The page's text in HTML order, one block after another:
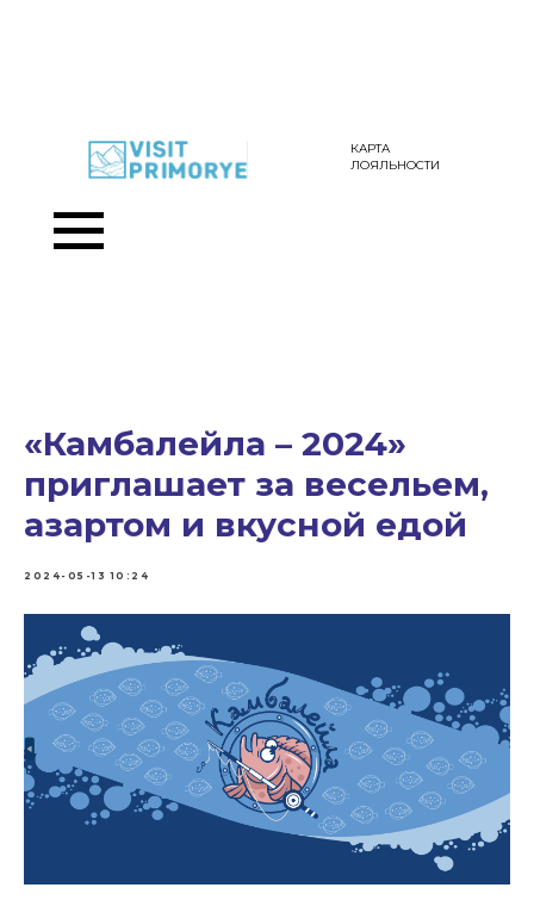
КАРТА
ЛОЯЛЬНОСТИ
«Камбалейла – 2024»
приглашает за весельем,
азартом и вкусной едой
2024-05-13 10:24